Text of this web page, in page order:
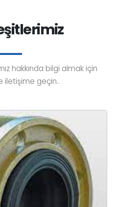
hakkında bilgi almak için
iletişime geçin..